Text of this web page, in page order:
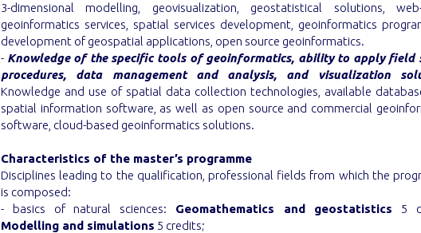
3-dimensional modelling, geovisualization, geostatistical solutions,
geoinformatics services, spatial services development, geoinformatics
development of geospatial applications, open source geoinformatics.
- Knowledge of the specific tools of geoinformatics, ability to apply field
procedures, data management and analysis, and visualization
Knowledge and use of spatial data collection technologies, available
spatial information software, as well as open source and commercial
software, cloud-based geoinformatics solutions.
Characteristics of the master’s programme
Disciplines leading to the qualification, professional fields from which the
is composed:
- basics of natural sciences: Geomathematics and geostatistics 5
Modelling and simulations 5 credits;